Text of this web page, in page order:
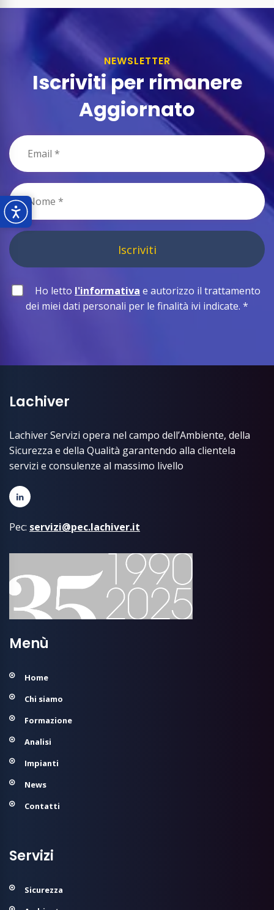
NEWSLETTER
Iscriviti per rimanere
Aggiornato
Iscriviti
Ho letto l'informativa e autorizzo il trattamento
dei miei dati personali per le finalità ivi indicate. *
Lachiver
Lachiver Servizi opera nel campo dell’Ambiente, della
Sicurezza e della Qualità garantendo alla clientela
servizi e consulenze al massimo livello
Pec: servizi@pec.lachiver.it
Menù
Home
Chi siamo
Formazione
Analisi
Impianti
News
Contatti
Servizi
Sicurezza